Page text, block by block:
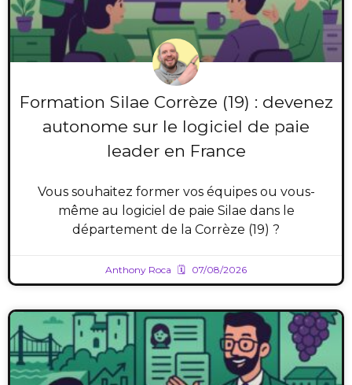
Formation Silae Corrèze (19) : devenez
autonome sur le logiciel de paie
leader en France
Vous souhaitez former vos équipes ou vous-
même au logiciel de paie Silae dans le
département de la Corrèze (19) ?
Anthony Roca 07/08/2026